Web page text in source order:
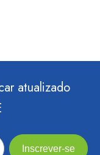
atualizado
Inscrever-se